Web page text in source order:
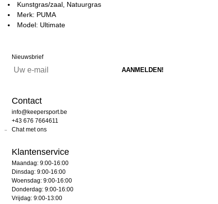
Kunstgras/zaal, Natuurgras
Merk: PUMA
Model: Ultimate
Nieuwsbrief
Contact
info@keepersport.be
+43 676 7664611
Chat met ons
Klantenservice
Maandag: 9:00-16:00
Dinsdag: 9:00-16:00
Woensdag: 9:00-16:00
Donderdag: 9:00-16:00
Vrijdag: 9:00-13:00